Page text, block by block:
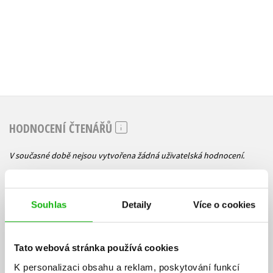
Souhlas Detaily Více o cookies
Tato webová stránka používá cookies
K personalizaci obsahu a reklam, poskytování funkcí
HODNOCENÍ ČTENÁŘŮ
V současné době nejsou vytvořena žádná uživatelská hodnocení.
Vaše hodnocení
Uživatelskou recenzi mohou vkládat pouze registrovaní uživatelé